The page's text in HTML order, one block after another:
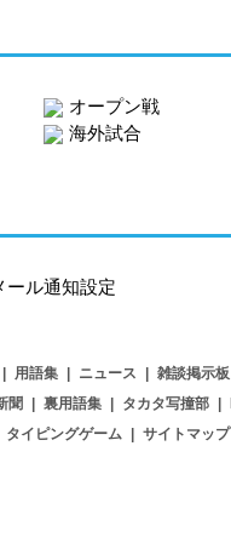
オープン戦
海外試合
ール通知設定
用語集 ニュース 雑談掲示板
聞 裏用語集 タカタ写撞部
タイピングゲーム サイトマップ